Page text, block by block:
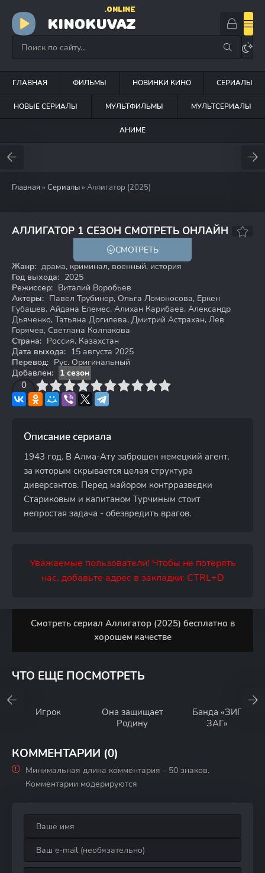
KINOKUVAZ
.ONLINE
ГЛАВНАЯ ФИЛЬМЫ НОВИНКИ КИНО СЕРИАЛЫ
НОВЫЕ СЕРИАЛЫ МУЛЬТФИЛЬМЫ МУЛЬТСЕРИАЛЫ
АНИМЕ
Главная » Сериалы » Аллигатор (2025)
АЛЛИГАТОР 1 СЕЗОН СМОТРЕТЬ ОНЛАЙН
6.7
СМОТРЕТЬ
Жанр: драма, криминал, военный, история
Год выхода: 2025
Режиссер: Виталий Воробьев
Актеры: Павел Трубинер, Ольга Ломоносова, Еркен
Губашев, Айдана Елемес, Алихан Карибаев, Александр
Дьяченко, Татьяна Догилева, Дмитрий Астрахан, Лев
Горячев, Светлана Колпакова
Страна: Россия, Казахстан
Дата выхода: 15 августа 2025
Перевод: Рус. Оригинальный
Добавлен:
1 сезон
0
4 6 7 8 9 10
Описание сериала
1943 год. В Алма-Ату заброшен немецкий агент,
за которым скрывается целая структура
диверсантов. Перед майором контрразведки
Стариковым и капитаном Турчиным стоит
непростая задача - обезвредить врагов.
Уважаемые пользователи! Чтобы не потерять
нас, добавьте адрес в закладки: CTRL+D
Смотреть сериал Аллигатор (2025) бесплатно в
хорошем качестве
ЧТО ЕЩЕ ПОСМОТРЕТЬ
Игрок
Она защищает
Родину
Банда «ЗИГ
ЗАГ»
КОММЕНТАРИИ (0)
Минимальная длина комментария - 50 знаков.
Комментарии модерируются